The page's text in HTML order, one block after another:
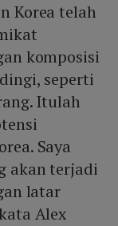
Korea telah
komposisi
seperti
Itulah
Saya
akan terjadi
latar
Alex